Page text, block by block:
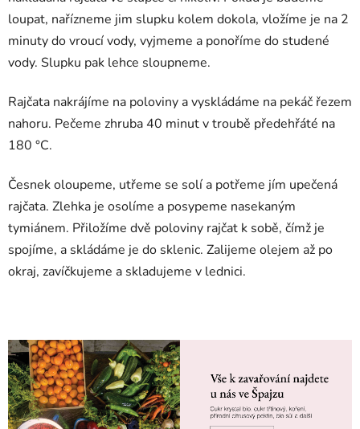
loupat, nařízneme jim slupku kolem dokola, vložíme je na 2
minuty do vroucí vody, vyjmeme a ponoříme do studené
vody. Slupku pak lehce sloupneme.
Rajčata nakrájíme na poloviny a vyskládáme na pekáč řezem
nahoru. Pečeme zhruba 40 minut v troubě předehřáté na
180 °C.
Česnek oloupeme, utřeme se solí a potřeme jím upečená
rajčata. Zlehka je osolíme a posypeme nasekaným
tymiánem. Přiložíme dvě poloviny rajčat k sobě, čímž je
spojíme, a skládáme je do sklenic. Zalijeme olejem až po
okraj, zavíčkujeme a skladujeme v lednici.